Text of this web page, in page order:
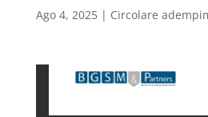
Ago 4, 2025| Circolare